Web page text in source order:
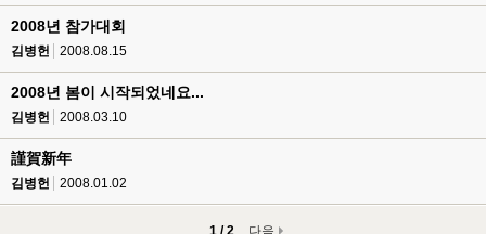
2008년 참가대회
김병헌 2008.08.15
2008년 봄이 시작되었네요...
김병헌 2008.03.10
謹賀新年
김병헌 2008.01.02
1 / 2 다음